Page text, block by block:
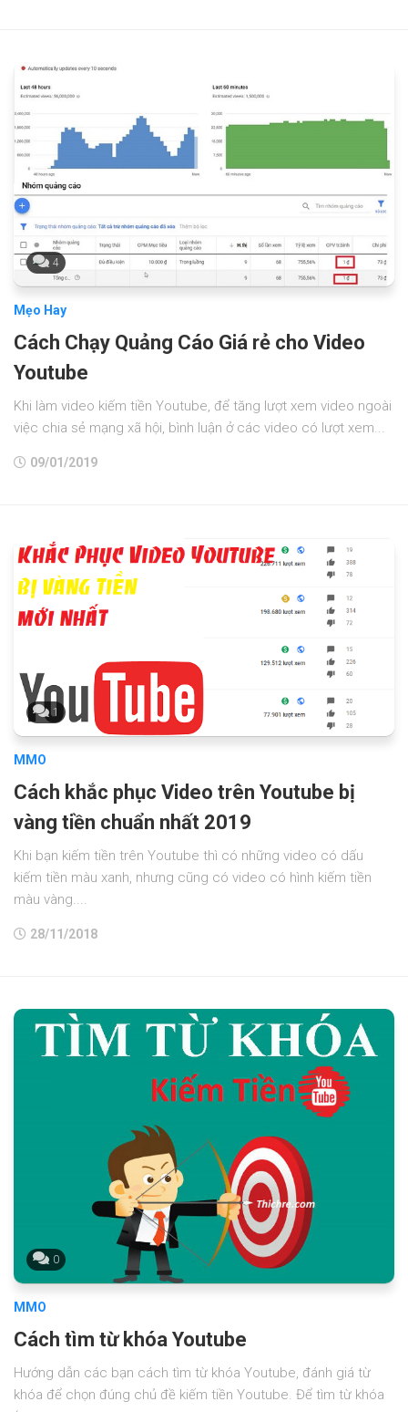
4
Mẹo Hay
Cách Chạy Quảng Cáo Giá rẻ cho Video
Youtube
Khi làm video kiếm tiền Youtube, để tăng lượt xem video ngoài
việc chia sẻ mạng xã hội, bình luận ở các video có lượt xem...
09/01/2019
1
MMO
Cách khắc phục Video trên Youtube bị
vàng tiền chuẩn nhất 2019
Khi bạn kiếm tiền trên Youtube thì có những video có dấu
kiếm tiền màu xanh, nhưng cũng có video có hình kiếm tiền
màu vàng....
28/11/2018
0
MMO
Cách tìm từ khóa Youtube
Hướng dẫn các bạn cách tìm từ khóa Youtube, đánh giá từ
khóa để chọn đúng chủ đề kiếm tiền Youtube. Để tìm từ khóa